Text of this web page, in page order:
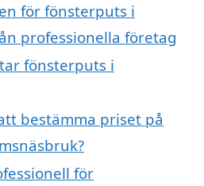
för fönsterputs i
professionella företag
fönsterputs i
bestämma priset på
för